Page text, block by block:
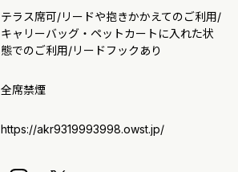
テラス席可/リードや抱きかかえてのご利用/
キャリーバッグ・ペットカートに入れた状
態でのご利用/リードフックあり
全席禁煙
https://akr9319993998.owst.jp/